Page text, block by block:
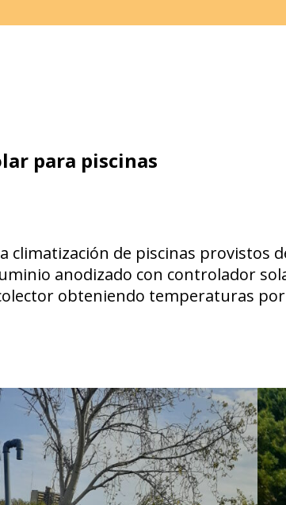
para piscinas
anodizado con controlador
obteniendo temperaturas